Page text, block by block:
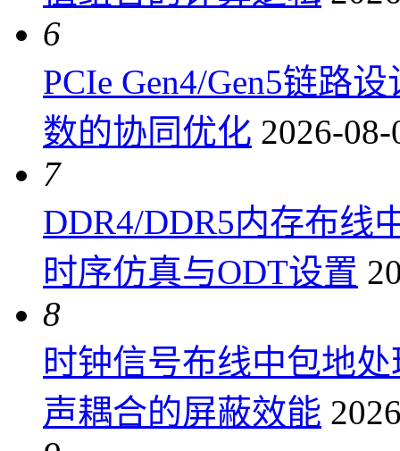
6
PCIe Gen4/Gen5链路
数的协同优化 2026-
7
DDR4/DDR5内存布线
时序仿真与ODT设置
8
时钟信号布线中包地
声耦合的屏蔽效能